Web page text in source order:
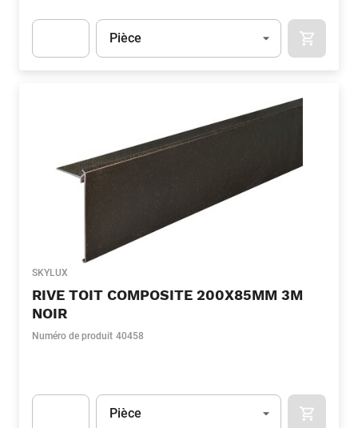
Unité
Pièce
SKYLUX
RIVE TOIT COMPOSITE 200X85MM 3M
NOIR
Numéro de produit 40458
Unité
Pièce